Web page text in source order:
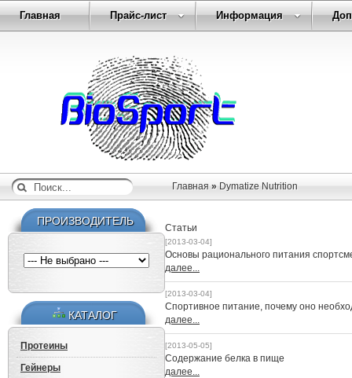
Главная Прайс-лист Информация
Главная » Dymatize Nutrition
ПРОИЗВОДИТЕЛЬ
КАТАЛОГ
Протеины
Гейнеры
Статьи
[2013-03-04]
Основы рационального питания
далее...
[2013-03-04]
Спортивное питание, почему оно
далее...
[2013-05-05]
Cодержание белка в пище
далее...